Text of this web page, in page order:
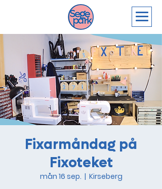
Fixarmåndag på
Fixoteket
mån 16 sep.
  |
Kirseberg